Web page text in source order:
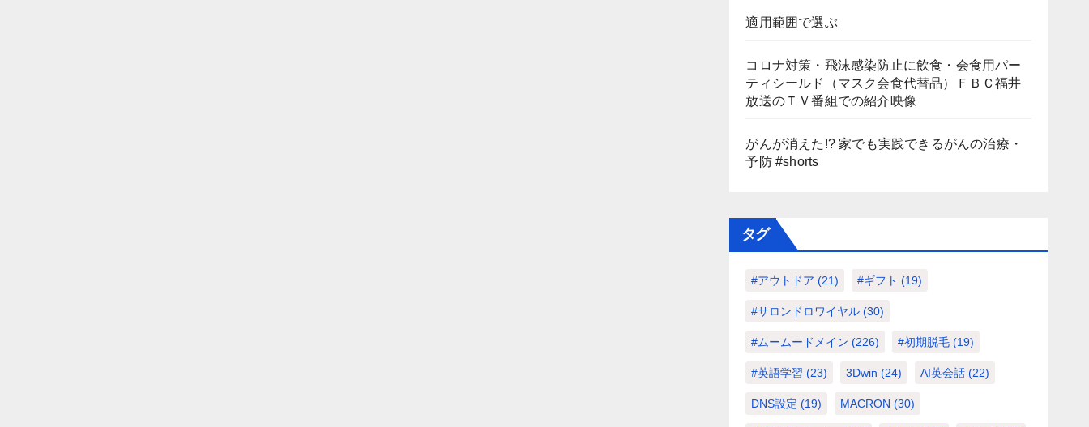
適用範囲で選ぶ
コロナ対策・飛沫感染防止に飲食・会食用パー
ティシールド（マスク会食代替品）ＦＢＣ福井
放送のＴＶ番組での紹介映像
がんが消えた!? 家でも実践できるがんの治療・
予防 #shorts
タグ
#アウトドア (21) #ギフト (19)
#サロンドロワイヤル (30)
#ムームードメイン (226) #初期脱毛 (19)
#英語学習 (23) 3Dwin (24) AI英会話 (22)
DNS設定 (19) MACRON (30)